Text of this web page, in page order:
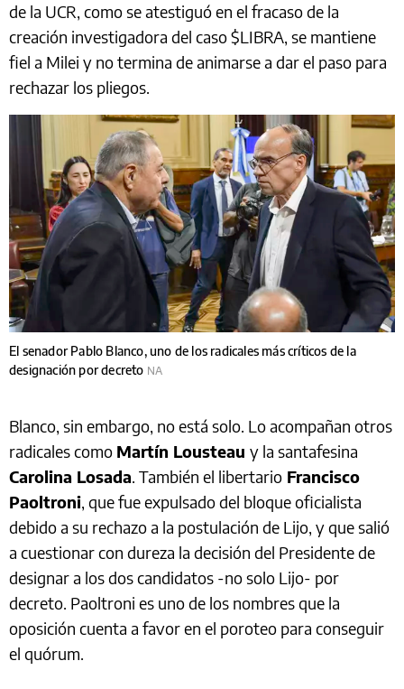
de la UCR, como se atestiguó en el fracaso de la
creación investigadora del caso $LIBRA, se mantiene
fiel a Milei y no termina de animarse a dar el paso para
rechazar los pliegos.
El senador Pablo Blanco, uno de los radicales más críticos de la
designación por decreto NA
Blanco, sin embargo, no está solo. Lo acompañan otros
radicales como Martín Lousteau y la santafesina
Carolina Losada. También el libertario Francisco
Paoltroni, que fue expulsado del bloque oficialista
debido a su rechazo a la postulación de Lijo, y que salió
a cuestionar con dureza la decisión del Presidente de
designar a los dos candidatos -no solo Lijo- por
decreto. Paoltroni es uno de los nombres que la
oposición cuenta a favor en el poroteo para conseguir
el quórum.